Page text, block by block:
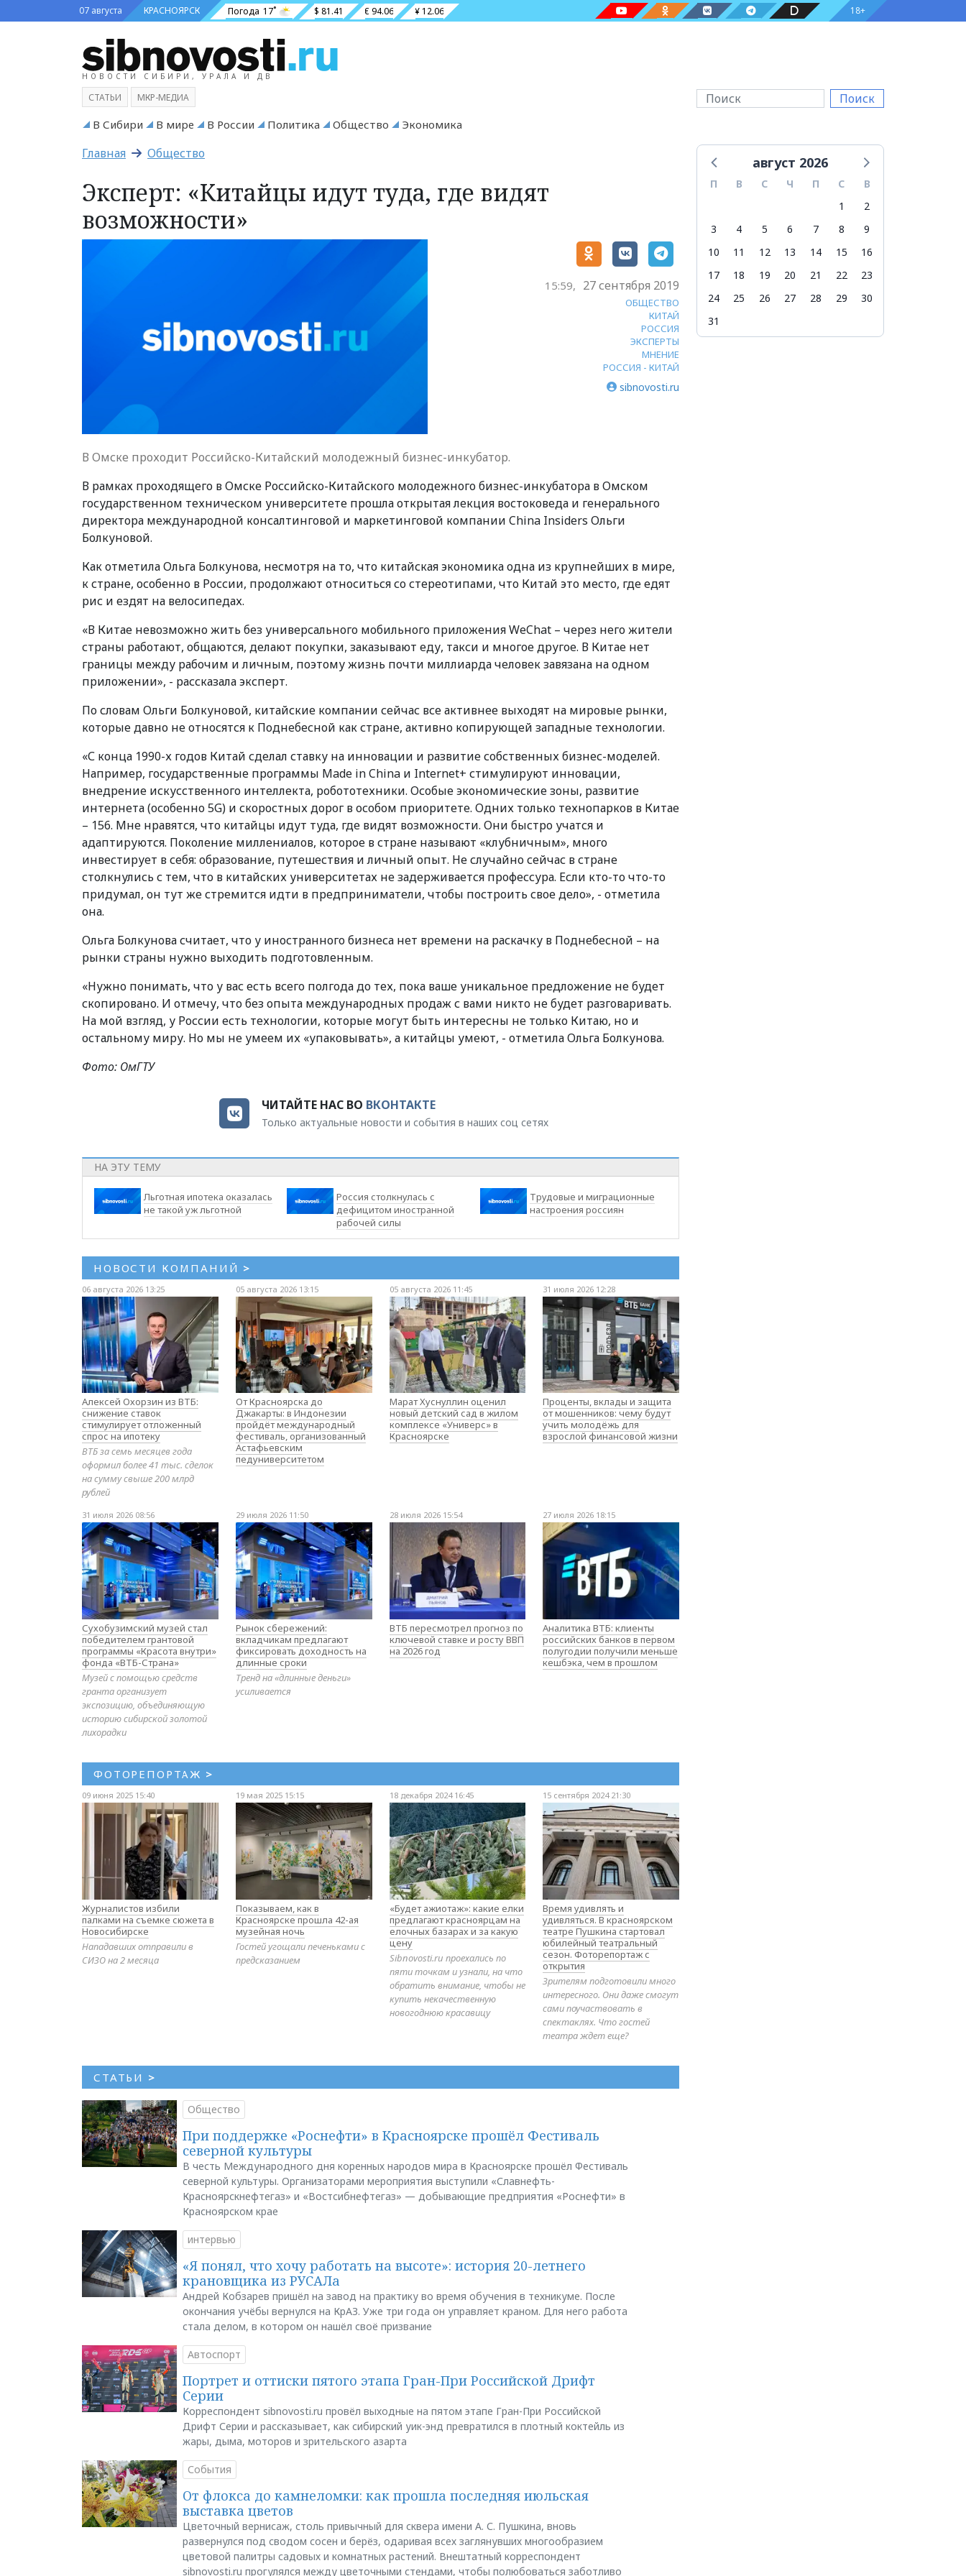
07 августа КРАСНОЯРСК Погода 17˚ $ 81.41 € 94.06 ¥ 12.06 18+
НОВОСТИ СИБИРИ, УРАЛА И ДВ
Поиск
СТАТЬИ МКР-МЕДИА
В Сибири В мире В России Политика Общество Экономика
Главная Общество
Эксперт: «Китайцы идут туда, где видят
возможности»
15:59, 27 сентября 2019
ОБЩЕСТВО
КИТАЙ
РОССИЯ
ЭКСПЕРТЫ
МНЕНИЕ
РОССИЯ - КИТАЙ
sibnovosti.ru
В Омске проходит Российско-Китайский молодежный бизнес-инкубатор.
В рамках проходящего в Омске Российско-Китайского молодежного бизнес-инкубатора в Омском
государственном техническом университете прошла открытая лекция востоковеда и генерального
директора международной консалтинговой и маркетинговой компании China Insiders Ольги
Болкуновой.
Как отметила Ольга Болкунова, несмотря на то, что китайская экономика одна из крупнейших в мире,
к стране, особенно в России, продолжают относиться со стереотипами, что Китай это место, где едят
рис и ездят на велосипедах.
«В Китае невозможно жить без универсального мобильного приложения WeChat – через него жители
страны работают, общаются, делают покупки, заказывают еду, такси и многое другое. В Китае нет
границы между рабочим и личным, поэтому жизнь почти миллиарда человек завязана на одном
приложении», - рассказала эксперт.
По словам Ольги Болкуновой, китайские компании сейчас все активнее выходят на мировые рынки,
которые давно не относятся к Поднебесной как стране, активно копирующей западные технологии.
«С конца 1990-х годов Китай сделал ставку на инновации и развитие собственных бизнес-моделей.
Например, государственные программы Made in China и Internet+ стимулируют инновации,
внедрение искусственного интеллекта, робототехники. Особые экономические зоны, развитие
интернета (особенно 5G) и скоростных дорог в особом приоритете. Одних только технопарков в Китае
– 156. Мне нравятся, что китайцы идут туда, где видят возможности. Они быстро учатся и
адаптируются. Поколение миллениалов, которое в стране называют «клубничным», много
инвестирует в себя: образование, путешествия и личный опыт. Не случайно сейчас в стране
столкнулись с тем, что в китайских университетах не задерживается профессура. Если кто-то что-то
придумал, он тут же стремится идти в предприниматели, чтобы построить свое дело», - отметила
она.
Ольга Болкунова считает, что у иностранного бизнеса нет времени на раскачку в Поднебесной – на
рынки страны нужно выходить подготовленным.
«Нужно понимать, что у вас есть всего полгода до тех, пока ваше уникальное предложение не будет
скопировано. И отмечу, что без опыта международных продаж с вами никто не будет разговаривать.
На мой взгляд, у России есть технологии, которые могут быть интересны не только Китаю, но и
остальному миру. Но мы не умеем их «упаковывать», а китайцы умеют, - отметила Ольга Болкунова.
Фото: ОмГТУ
ЧИТАЙТЕ НАС ВО ВКОНТАКТЕ
Только актуальные новости и события в наших соц сетях
НА ЭТУ ТЕМУ
Льготная ипотека оказалась
не такой уж льготной
Россия столкнулась с
дефицитом иностранной
рабочей силы
Трудовые и миграционные
настроения россиян
НОВОСТИ КОМПАНИЙ >
06 августа 2026 13:25
Алексей Охорзин из ВТБ:
снижение ставок
стимулирует отложенный
спрос на ипотеку
ВТБ за семь месяцев года
оформил более 41 тыс. сделок
на сумму свыше 200 млрд
рублей
05 августа 2026 13:15
От Красноярска до
Джакарты: в Индонезии
пройдёт международный
фестиваль, организованный
Астафьевским
педуниверситетом
05 августа 2026 11:45
Марат Хуснуллин оценил
новый детский сад в жилом
комплексе «Универс» в
Красноярске
31 июля 2026 12:28
Проценты, вклады и защита
от мошенников: чему будут
учить молодёжь для
взрослой финансовой жизни
31 июля 2026 08:56
Сухобузимский музей стал
победителем грантовой
программы «Красота внутри»
фонда «ВТБ-Страна»
Музей с помощью средств
гранта организует
экспозицию, объединяющую
историю сибирской золотой
лихорадки
29 июля 2026 11:50
Рынок сбережений:
вкладчикам предлагают
фиксировать доходность на
длинные сроки
Тренд на «длинные деньги»
усиливается
28 июля 2026 15:54
ВТБ пересмотрел прогноз по
ключевой ставке и росту ВВП
на 2026 год
27 июля 2026 18:15
Аналитика ВТБ: клиенты
российских банков в первом
полугодии получили меньше
кешбэка, чем в прошлом
ФОТОРЕПОРТАЖ >
09 июня 2025 15:40
Журналистов избили
палками на съемке сюжета в
Новосибирске
Нападавших отправили в
СИЗО на 2 месяца
19 мая 2025 15:15
Показываем, как в
Красноярске прошла 42-ая
музейная ночь
Гостей угощали печеньками с
предсказанием
18 декабря 2024 16:45
«Будет ажиотаж»: какие елки
предлагают красноярцам на
елочных базарах и за какую
цену
Sibnovosti.ru проехались по
пяти точкам и узнали, на что
обратить внимание, чтобы не
купить некачественную
новогоднюю красавицу
15 сентября 2024 21:30
Время удивлять и
удивляться. В красноярском
театре Пушкина стартовал
юбилейный театральный
сезон. Фоторепортаж с
открытия
Зрителям подготовили много
интересного. Они даже смогут
сами поучаствовать в
спектаклях. Что гостей
театра ждет еще?
СТАТЬИ >
Общество
При поддержке «Роснефти» в Красноярске прошёл Фестиваль
северной культуры
В честь Международного дня коренных народов мира в Красноярске прошёл Фестиваль
северной культуры. Организаторами мероприятия выступили «Славнефть-
Красноярскнефтегаз» и «Востсибнефтегаз» — добывающие предприятия «Роснефти» в
Красноярском крае
интервью
«Я понял, что хочу работать на высоте»: история 20-летнего
крановщика из РУСАЛа
Андрей Кобзарев пришёл на завод на практику во время обучения в техникуме. После
окончания учёбы вернулся на КрАЗ. Уже три года он управляет краном. Для него работа
стала делом, в котором он нашёл своё призвание
Автоспорт
Портрет и оттиски пятого этапа Гран-При Российской Дрифт
Серии
Корреспондент sibnovosti.ru провёл выходные на пятом этапе Гран-При Российской
Дрифт Серии и рассказывает, как сибирский уик-энд превратился в плотный коктейль из
жары, дыма, моторов и зрительского азарта
События
От флокса до камнеломки: как прошла последняя июльская
выставка цветов
Цветочный вернисаж, столь привычный для сквера имени А. С. Пушкина, вновь
развернулся под сводом сосен и берёз, одаривая всех заглянувших многообразием
цветовой палитры садовых и комнатных растений. Внештатный корреспондент
sibnovosti.ru прогулялся между цветочными стендами, чтобы полюбоваться заботливо
август 2026
П В С Ч П С
В
1
2
3
4 5 6 7 8
9
10
11 12 13 14 15
16
17
18 19 20 21 22
23
24
25 26 27 28 29
30
31